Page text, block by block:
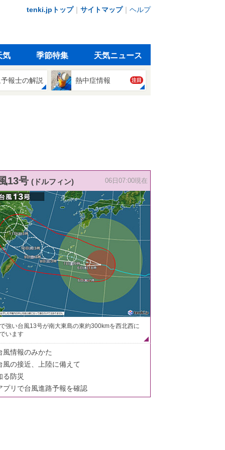
tenki.jpトップ｜ サイトマップ｜ ヘルプ
気 季節特集 天気ニュース
報士の解説 熱中症情報 注目
13号 (ドルフィン) 06日07:00現在
強い台風13号が南大東島の東約300kmを西北西に
います
風情報のみかた
風の接近、上陸に備えて
る防災
プリで台風進路予報を確認